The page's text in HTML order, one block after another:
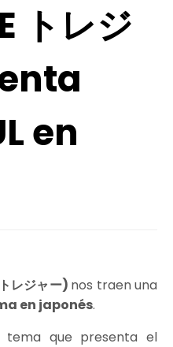
トレジ
en
レジャー) nos traen una
en japonés.
que presenta el